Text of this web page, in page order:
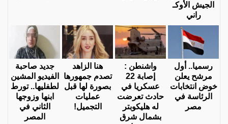
الجيش الأوكـ
راني
رسميا.. أول
مرشح يعلن
خوض انتخابات
الرئاسة في
مصر
واشنطن :
إصابة 22
عسكريا في
حادث تعرضت
له هليكوبتر
بشمال شرق
هنا الزاهد
تصدم جمهورها
بصورة لها قبل
عمليات
التجميل!
جديد صاحبة
الفيديو المشين
لطفليها.. تورط
ابنها وزوجها
الثاني في
المصر